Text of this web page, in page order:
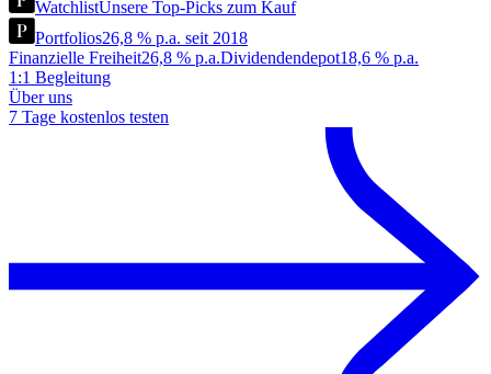
WatchlistUnsere Top-Picks zum Kauf
Portfolios26,8 % p.a. seit 2018
Finanzielle Freiheit26,8 % p.a.Dividendendepot18,6 % p.a.
1:1 Begleitung
Über uns
7 Tage kostenlos testen